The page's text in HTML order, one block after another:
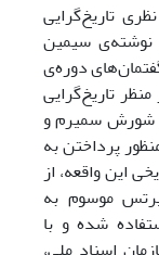
تاریخ‌گرایی
سیمین
دوره‌ی
تاریخ‌گرایی
شورش سمیرم و
پرداختن به
این واقعه، از
موسوم به
شده و با